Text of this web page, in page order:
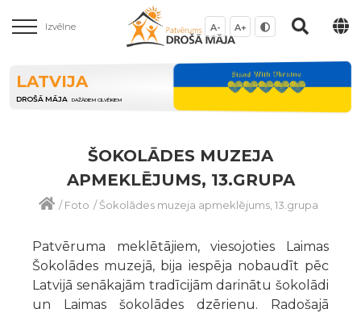
Izvēlne A- A+
LATVIJA
DROŠĀ MĀJA DAŽĀDIEM CILVĒKIEM
ŠOKOLĀDES MUZEJA
APMEKLĒJUMS, 13.GRUPA
/Foto /Šokolādes muzeja apmeklējums, 13.grupa
Patvēruma meklētājiem, viesojoties Laimas
Šokolādes muzejā, bija iespēja nobaudīt pēc
Latvijā senākajām tradīcijām darinātu šokolādi
un Laimas šokolādes dzērienu. Radošajā